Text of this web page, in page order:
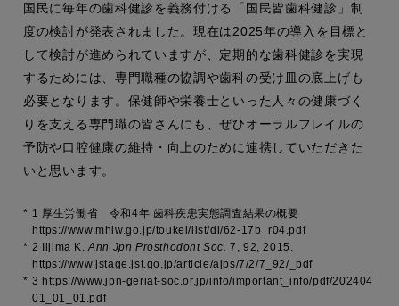
国民に毎年の歯科健診を義務付ける「国民皆歯科健診」制
度の検討が発表されました。現在は2025年の導入を目標と
して検討が進められていますが、定期的な歯科健診を実現
するためには、専門職種の協調や歯科の受け皿の底上げも
必要となります。保健師や栄養士といった人々の健康づく
りを支える専門職の皆さんにも、ぜひオーラルフレイルの
予防や口腔健康の維持・向上のために連携していただきた
いと思います。
* 1 厚生労働省 令和4年 歯科疾患実態調査結果の概要
https://www.mhlw.go.jp/toukei/list/dl/62-17b_r04.pdf
* 2 Iijima K.Ann Jpn Prosthodont Soc. 7, 92, 2015.
https://www.jstage.jst.go.jp/article/ajps/7/2/7_92/_pdf
* 3 https://www.jpn-geriat-soc.or.jp/info/important_info/pdf/202404
01_01_01.pdf